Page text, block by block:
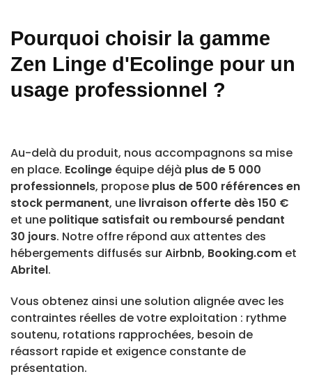
Pourquoi choisir la gamme
Zen Linge d'Ecolinge pour un
usage professionnel ?
Au-delà du produit, nous accompagnons sa mise
en place. Ecolinge équipe déjà plus de 5 000
professionnels, propose plus de 500 références en
stock permanent, une livraison offerte dès 150 €
et une politique satisfait ou remboursé pendant
30 jours. Notre offre répond aux attentes des
hébergements diffusés surAirbnb, Booking.com et
Abritel.
Vous obtenez ainsi une solution alignée avec les
contraintes réelles de votre exploitation : rythme
soutenu, rotations rapprochées, besoin de
réassort rapide et exigence constante de
présentation.